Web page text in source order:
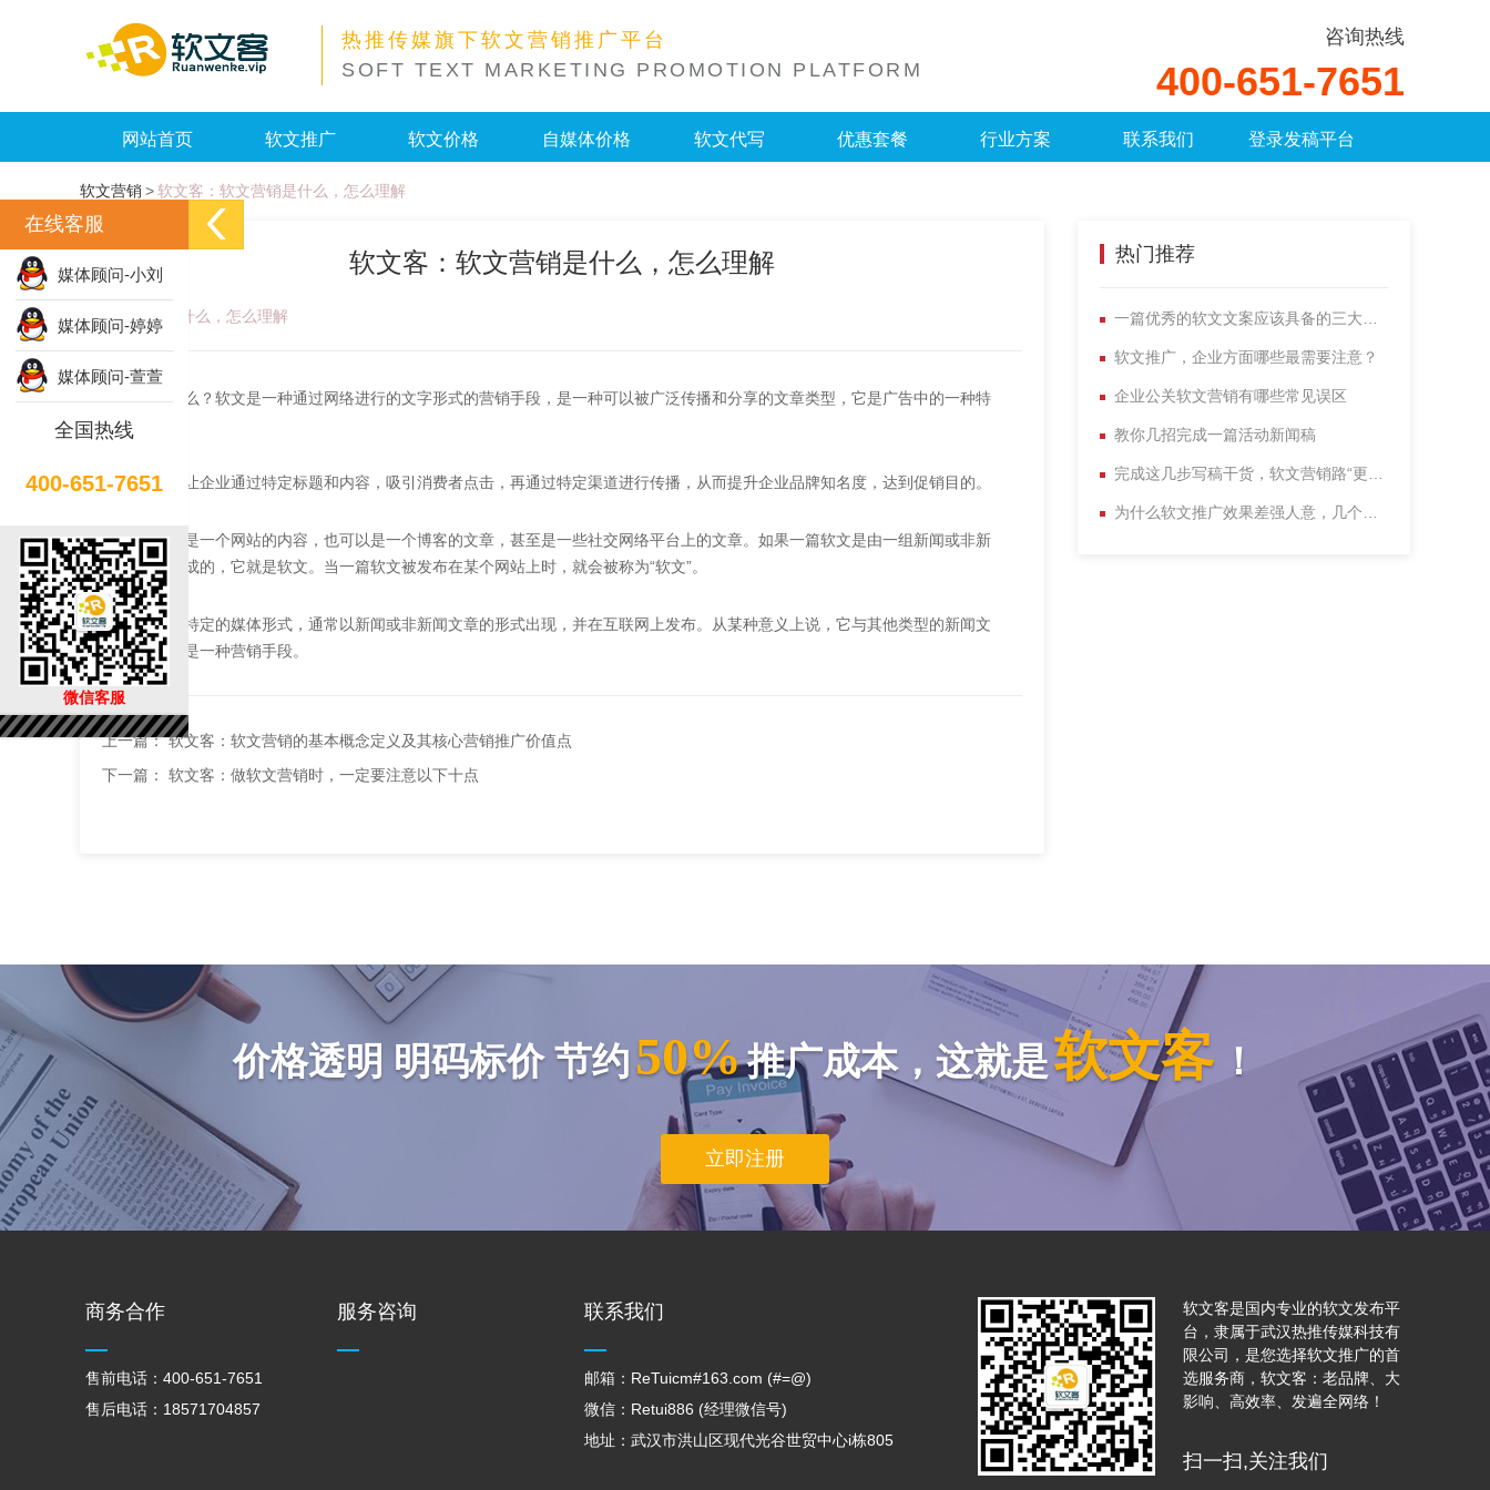
热推传媒旗下软文营销推广平台
SOFT TEXT MARKETING PROMOTION PLATFORM
咨询热线
400-651-7651
网站首页 软文推广 软文价格 自媒体价格 软文代写 优惠套餐 行业方案 联系我们 登录发稿平台
软文营销 >软文客：软文营销是什么，怎么理解
软文客：软文营销是什么，怎么理解
软文营销是什么，怎么理解
软文是什么？软文是一种通过网络进行的文字形式的营销手段，是一种可以被广泛传播和分享的文章类型，它是广告中的一种特
殊形式。
软文可以让企业通过特定标题和内容，吸引消费者点击，再通过特定渠道进行传播，从而提升企业品牌知名度，达到促销目的。
软文可以是一个网站的内容，也可以是一个博客的文章，甚至是一些社交网络平台上的文章。如果一篇软文是由一组新闻或非新
闻文章组成的，它就是软文。当一篇软文被发布在某个网站上时，就会被称为“软文”。
这是一种特定的媒体形式，通常以新闻或非新闻文章的形式出现，并在互联网上发布。从某种意义上说，它与其他类型的新闻文
章一样，是一种营销手段。
上一篇：软文客：软文营销的基本概念定义及其核心营销推广价值点
下一篇： 软文客：做软文营销时，一定要注意以下十点
热门推荐
一篇优秀的软文文案应该具备的三大特点！
软文推广，企业方面哪些最需要注意？
企业公关软文营销有哪些常见误区
教你几招完成一篇活动新闻稿
完成这几步写稿干货，软文营销路“更多”
为什么软文推广效果差强人意，几个点值得一看！
价格透明 明码标价 节约 50%推广成本，这就是软文客 ！
立即注册
商务合作
售前电话：400-651-7651
售后电话：18571704857
服务咨询 联系我们
邮箱：ReTuicm#163.com (#=@)
微信：Retui886 (经理微信号)
地址：武汉市洪山区现代光谷世贸中心i栋805
软文客是国内专业的软文发布平
台，隶属于武汉热推传媒科技有
限公司，是您选择软文推广的首
选服务商，软文客：老品牌、大
影响、高效率、发遍全网络！
扫一扫,关注我们
在线客服
媒体顾问-小刘
媒体顾问-婷婷
媒体顾问-萱萱
全国热线
400-651-7651
微信客服